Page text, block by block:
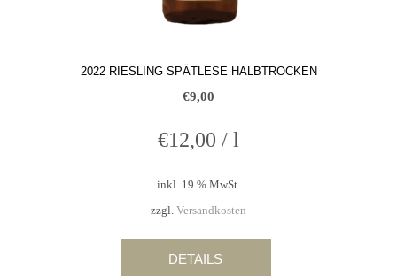
2022 RIESLING SPÄTLESE HALBTROCKEN
€9,00
€12,00 / l
inkl. 19 % MwSt.
zzgl. Versandkosten
DETAILS